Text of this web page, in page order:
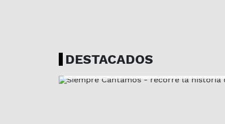
DESTACADOS
compositoras